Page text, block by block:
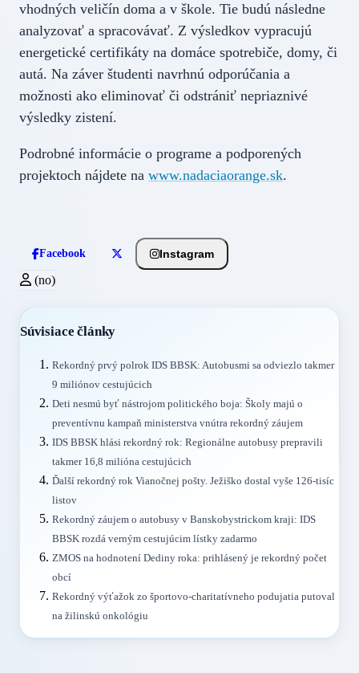
vhodných veličín doma a v škole. Tie budú následne
analyzovať a spracovávať. Z výsledkov vypracujú
energetické certifikáty na domáce spotrebiče, domy, či
autá. Na záver študenti navrhnú odporúčania a
možnosti ako eliminovať či odstrániť nepriaznivé
výsledky zistení.
Podrobné informácie o programe a podporených
projektoch nájdete na www.nadaciaorange.sk.
Facebook Instagram
(no)
Súvisiace články
Rekordný prvý polrok IDS BBSK: Autobusmi sa odviezlo takmer
9 miliónov cestujúcich
Deti nesmú byť nástrojom politického boja: Školy majú o
preventívnu kampaň ministerstva vnútra rekordný záujem
IDS BBSK hlási rekordný rok: Regionálne autobusy prepravili
takmer 16,8 milióna cestujúcich
Ďalší rekordný rok Vianočnej pošty. Ježiško dostal vyše 126-tisíc
listov
Rekordný záujem o autobusy v Banskobystrickom kraji: IDS
BBSK rozdá verným cestujúcim lístky zadarmo
ZMOS na hodnotení Dediny roka: prihlásený je rekordný počet
obcí
Rekordný výťažok zo športovo-charitatívneho podujatia putoval
na žilinskú onkológiu